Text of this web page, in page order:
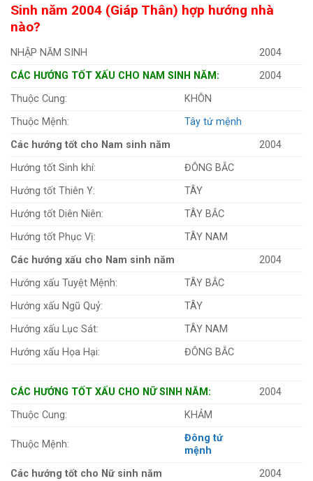
Sinh năm 2004 (Giáp Thân) hợp hướng nhà
nào?
NHẬP NĂM SINH
2004
CÁC HƯỚNG TỐT XẤU CHO NAM SINH NĂM:
2004
Thuộc Cung:
KHÔN
Thuộc Mệnh:
Tây tứ mệnh
Các hướng tốt cho Nam sinh năm
2004
Hướng tốt Sinh khí:
ĐÔNG BẮC
Hướng tốt Thiên Y:
TÂY
Hướng tốt Diên Niên:
TÂY BẮC
Hướng tốt Phục Vị:
TÂY NAM
Các hướng xấu cho Nam sinh năm
2004
Hướng xấu Tuyệt Mệnh:
TÂY BẮC
Hướng xấu Ngũ Quỷ:
TÂY
Hướng xấu Lục Sát:
TÂY NAM
Hướng xấu Họa Hại:
ĐÔNG BẮC
CÁC HƯỚNG TỐT XẤU CHO NỮ SINH NĂM:
2004
Thuộc Cung:
KHẢM
Thuộc Mệnh:
Đông tứ
mệnh
Các hướng tốt cho Nữ sinh năm
2004